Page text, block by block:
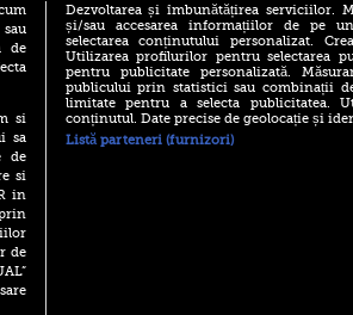
(P) Descoperă Lumea
Evenimentelor din România
cu Transilvania Events!
Nikolaj
de
si
sa
de
si
in
de
Dezvoltarea și îmbunătățirea serviciilor.
și/sau accesarea informațiilor de pe
selectarea conținutului personalizat.
Utilizarea profilurilor pentru selectarea
pentru publicitate personalizată.
publicului prin statistici sau combinații
limitate pentru a selecta publicitatea.
conținutul. Date precise de geolocație și
Listă parteneri (furnizori)